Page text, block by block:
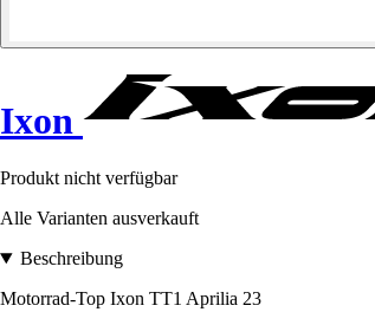
Ixon
Produkt nicht verfügbar
Alle Varianten ausverkauft
Beschreibung
Motorrad-Top Ixon TT1 Aprilia 23